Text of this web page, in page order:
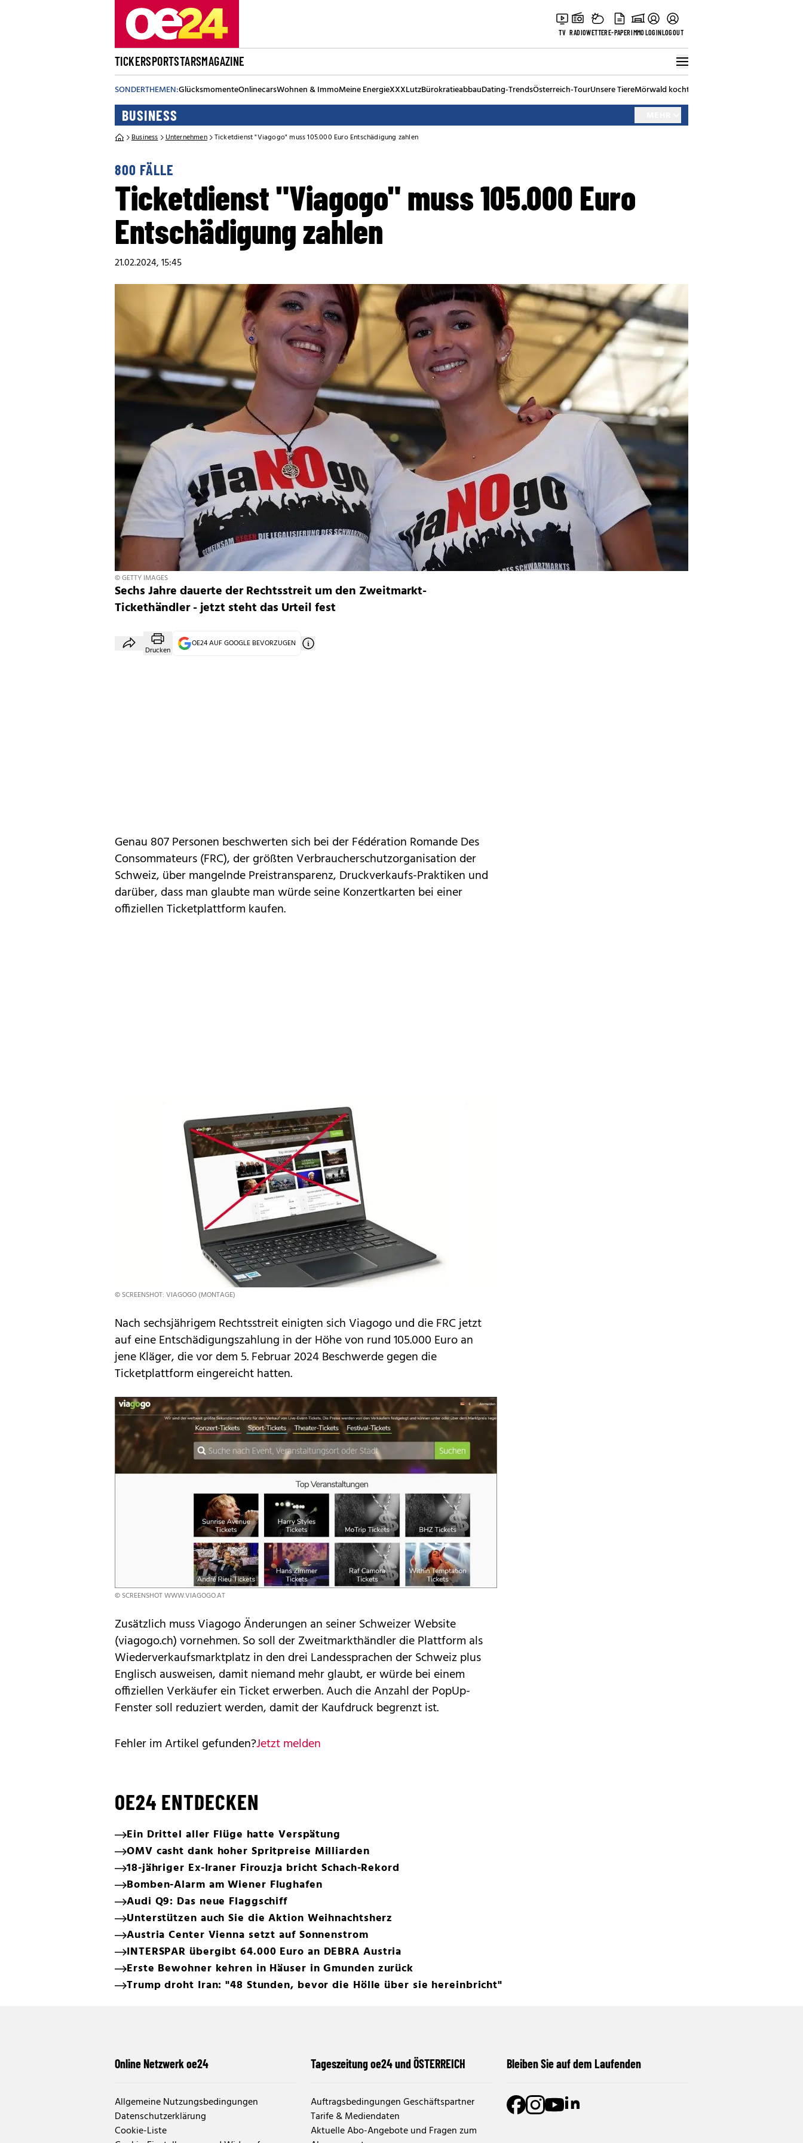
TV RADIOWETTERE-PAPERIMMOLOGINLOGOUT
TICKERSPORTSTARSMAGAZINE
SONDERTHEMEN:GlücksmomenteOnlinecarsWohnen & ImmoMeine EnergieXXXLutzBürokratieabbauDating-TrendsÖsterreich-TourUnsere TiereMörwald kocht
BUSINESS
Business Unternehmen Ticketdienst "Viagogo" muss 105.000 Euro Entschädigung zahlen
800 FÄLLE
Ticketdienst "Viagogo" muss 105.000 Euro
Entschädigung zahlen
21.02.2024, 15:45
© GETTY IMAGES
Sechs Jahre dauerte der Rechtsstreit um den Zweitmarkt-
Tickethändler - jetzt steht das Urteil fest
Drucken
OE24 AUF GOOGLE BEVORZUGEN
Genau 807 Personen beschwerten sich bei der Fédération Romande Des
Consommateurs (FRC), der größten Verbraucherschutzorganisation der
Schweiz, über mangelnde Preistransparenz, Druckverkaufs-Praktiken und
darüber, dass man glaubte man würde seine Konzertkarten bei einer
offiziellen Ticketplattform kaufen.
© SCREENSHOT: VIAGOGO (MONTAGE)
Nach sechsjährigem Rechtsstreit einigten sich Viagogo und die FRC jetzt
auf eine Entschädigungszahlung in der Höhe von rund 105.000 Euro an
jene Kläger, die vor dem 5. Februar 2024 Beschwerde gegen die
Ticketplattform eingereicht hatten.
© SCREENSHOT WWW.VIAGOGO.AT
Zusätzlich muss Viagogo Änderungen an seiner Schweizer Website
(viagogo.ch) vornehmen. So soll der Zweitmarkthändler die Plattform als
Wiederverkaufsmarktplatz in den drei Landessprachen der Schweiz plus
Englisch ausweisen, damit niemand mehr glaubt, er würde bei einem
offiziellen Verkäufer ein Ticket erwerben. Auch die Anzahl der PopUp-
Fenster soll reduziert werden, damit der Kaufdruck begrenzt ist.
Fehler im Artikel gefunden?Jetzt melden
OE24 ENTDECKEN
Ein Drittel aller Flüge hatte Verspätung
OMV casht dank hoher Spritpreise Milliarden
18-jähriger Ex-Iraner Firouzja bricht Schach-Rekord
Bomben-Alarm am Wiener Flughafen
Audi Q9: Das neue Flaggschiff
Unterstützen auch Sie die Aktion Weihnachtsherz
Austria Center Vienna setzt auf Sonnenstrom
INTERSPAR übergibt 64.000 Euro an DEBRA Austria
Erste Bewohner kehren in Häuser in Gmunden zurück
Trump droht Iran: "48 Stunden, bevor die Hölle über sie hereinbricht"
Online Netzwerk oe24
Allgemeine Nutzungsbedingungen
Datenschutzerklärung
Cookie-Liste
Tageszeitung oe24 und ÖSTERREICH
Auftragsbedingungen Geschäftspartner
Tarife & Mediendaten
Aktuelle Abo-Angebote und Fragen zum
Bleiben Sie auf dem Laufenden